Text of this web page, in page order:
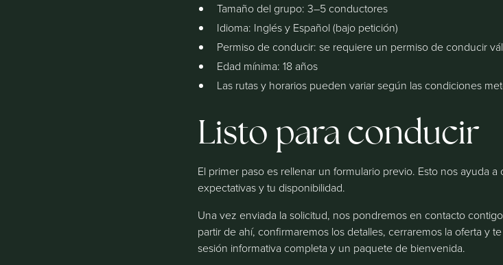
Tamaño del grupo: 3–5 conductores
Idioma: Inglés y Español (bajo petición)
Permiso de conducir: se requiere un permiso de conducir
Edad mínima: 18 años
Las rutas y horarios pueden variar según las condiciones
Listo para conducir
El primer paso es rellenar un formulario previo. Esto nos ayuda
expectativas y tu disponibilidad.
Una vez enviada la solicitud, nos pondremos en contacto
partir de ahí, confirmaremos los detalles, cerraremos la oferta y
sesión informativa completa y un paquete de bienvenida.